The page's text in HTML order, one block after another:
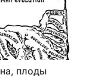
плоды